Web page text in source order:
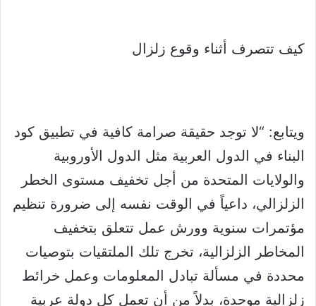
كيف تتصرف أثناء وقوع زلزال
ويتابع: “لا توجد حقيقة صرامة كافية في تطبيق كود
البناء في الدول العربية مثل الدول الأوروبية
والولايات المتحدة من أجل تخفيف مستوى الخطر
الزلزالي، داعياً في الوقت نفسه إلى ضرورة تنظيم
مؤتمرات سنوية وورش عمل تتعلق بتخفيف
المخاطر الزلزالية، تخرج تلك الملتقيات بتوصيات
محددة في مسألة تبادل المعلومات وعمل خرائط
زلزالية موحدة، بدلاً من أن تعمل كل دولة عربية